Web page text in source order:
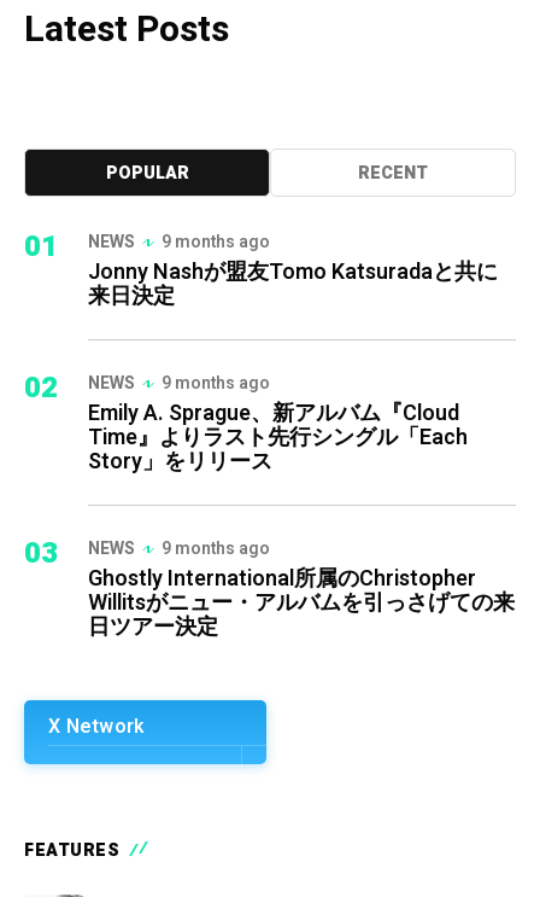
Latest Posts
POPULAR RECENT
01 NEWS 9 months ago
Jonny Nashが盟友Tomo Katsuradaと共に
来日決定
02 NEWS 9 months ago
Emily A. Sprague、新アルバム『Cloud
Time』よりラスト先行シングル「Each
Story」をリリース
03 NEWS 9 months ago
Ghostly International所属のChristopher
Willitsがニュー・アルバムを引っさげての来
日ツアー決定
X Network
FEATURES